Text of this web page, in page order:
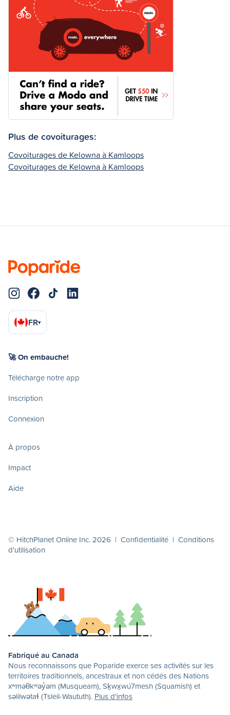
Plus de covoiturages:
Covoiturages de Kelowna à Kamloops
Covoiturages de Kelowna à Kamloops
FR▾
🚀 On embauche!
Télécharge notre app
Inscription
Connexion
À propos
Impact
Aide
© HitchPlanet Online Inc. 2026 | Confidentialité | Conditions
d'utilisation
Fabriqué au Canada
Nous reconnaissons que Poparide exerce ses activités sur les
territoires traditionnels, ancestraux et non cédés des Nations
xʷməθkʷəy̓əm (Musqueam), Sḵwx̱wú7mesh (Squamish) et
səlilwətaɬ (Tsleil-Waututh). Plus d'infos